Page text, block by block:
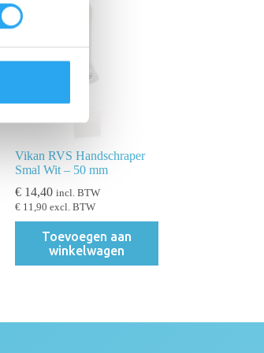
Vikan RVS Handschraper
Smal Wit – 50 mm
€14,40 incl. BTW
€11,90 excl. BTW
Toevoegen aan
winkelwagen